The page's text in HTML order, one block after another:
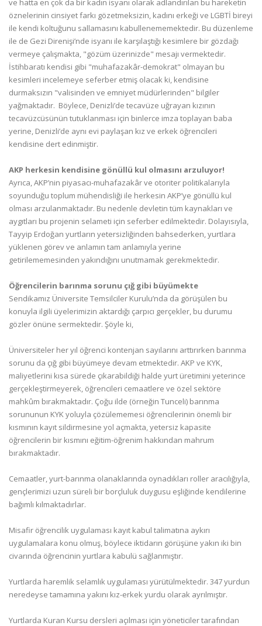
ve hatta en çok da bir kadın isyanı olarak adlandırılan bu hareketin
öznelerinin cinsiyet farkı gözetmeksizin, kadını erkeği ve LGBTİ bireyi
ile kendi koltuğunu sallamasını kabullenememektedir. Bu düzenleme
ile de Gezi Direnişi’nde isyanı ile karşılaştığı kesimlere bir gözdağı
vermeye çalışmakta, "gözüm üzerinizde" mesajı vermektedir.
İstihbaratı kendisi gibi "muhafazakâr-demokrat" olmayan bu
kesimleri incelemeye seferber etmiş olacak ki, kendisine
durmaksızın "valisinden ve emniyet müdürlerinden" bilgiler
yağmaktadır. Böylece, Denizli’de tecavüze uğrayan kızının
tecavüzcüsünün tutuklanması için binlerce imza toplayan baba
yerine, Denizli’de aynı evi paylaşan kız ve erkek öğrencileri
kendisine dert edinmiştir.
AKP herkesin kendisine gönüllü kul olmasını arzuluyor!
Ayrıca, AKP’nin piyasacı-muhafazakâr ve otoriter politikalarıyla
soyunduğu toplum mühendisliği ile herkesin AKP’ye gönüllü kul
olması arzulanmaktadır. Bu nedenle devletin tüm kaynakları ve
aygıtları bu projenin selameti için seferber edilmektedir. Dolayısıyla,
Tayyip Erdoğan yurtların yetersizliğinden bahsederken, yurtlara
yüklenen görev ve anlamın tam anlamıyla yerine
getirilememesinden yakındığını unutmamak gerekmektedir.
Öğrencilerin barınma sorunu çığ gibi büyümekte
Sendikamız Üniversite Temsilciler Kurulu’nda da görüşülen bu
konuyla ilgili üyelerimizin aktardığı çarpıcı gerçekler, bu durumu
gözler önüne sermektedir. Şöyle ki,
Üniversiteler her yıl öğrenci kontenjan sayılarını arttırırken barınma
sorunu da çığ gibi büyümeye devam etmektedir. AKP ve KYK,
maliyetlerini kısa sürede çıkarabildiği halde yurt üretimini yeterince
gerçekleştirmeyerek, öğrencileri cemaatlere ve özel sektöre
mahkûm bırakmaktadır. Çoğu ilde (örneğin Tunceli) barınma
sorununun KYK yoluyla çözülememesi öğrencilerinin önemli bir
kısmının kayıt sildirmesine yol açmakta, yetersiz kapasite
öğrencilerin bir kısmını eğitim-öğrenim hakkından mahrum
bırakmaktadır.
Cemaatler, yurt-barınma olanaklarında oynadıkları roller aracılığıyla,
gençlerimizi uzun süreli bir borçluluk duygusu eşliğinde kendilerine
bağımlı kılmaktadırlar.
Misafir öğrencilik uygulaması kayıt kabul talimatına aykırı
uygulamalara konu olmuş, böylece iktidarın görüşüne yakın iki bin
civarında öğrencinin yurtlara kabulü sağlanmıştır.
Yurtlarda haremlik selamlık uygulaması yürütülmektedir. 347 yurdun
neredeyse tamamına yakını kız-erkek yurdu olarak ayrılmıştır.
Yurtlarda Kuran Kursu dersleri açılması için yöneticiler tarafından